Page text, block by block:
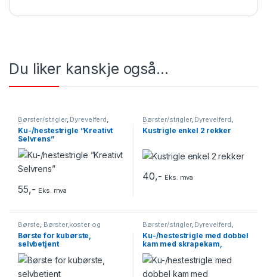
Du liker kanskje også…
Børster/strigler, Dyrevelferd,
Fjøsrekvisita
Ku-/hestestrigle ”Kreativt
Selvrens”
55,- Eks. mva
Børster/strigler, Dyrevelferd,
Fjøsrekvisita
Kustrigle enkel 2 rekker
40,- Eks. mva
Børste, Børster,koster og
redskap, Løsdrift
Børste for kubørste,
selvbetjent
Børster/strigler, Dyrevelferd,
Fjøsrekvisita
Ku-/hestestrigle med dobbel
kam med skrapekam,
oransje håndtak